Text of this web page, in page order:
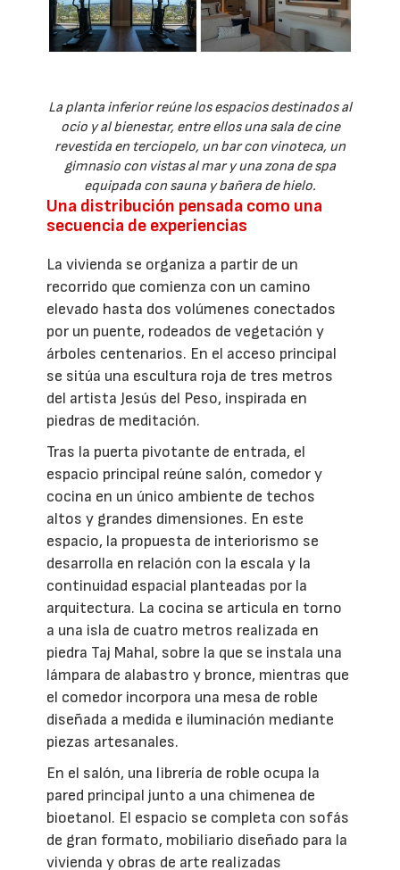
La planta inferior reúne los espacios destinados al
ocio y al bienestar, entre ellos una sala de cine
revestida en terciopelo, un bar con vinoteca, un
gimnasio con vistas al mar y una zona de spa
equipada con sauna y bañera de hielo.
Una distribución pensada como una
secuencia de experiencias
La vivienda se organiza a partir de un
recorrido que comienza con un camino
elevado hasta dos volúmenes conectados
por un puente, rodeados de vegetación y
árboles centenarios. En el acceso principal
se sitúa una escultura roja de tres metros
del artista Jesús del Peso, inspirada en
piedras de meditación.
Tras la puerta pivotante de entrada, el
espacio principal reúne salón, comedor y
cocina en un único ambiente de techos
altos y grandes dimensiones. En este
espacio, la propuesta de interiorismo se
desarrolla en relación con la escala y la
continuidad espacial planteadas por la
arquitectura. La cocina se articula en torno
a una isla de cuatro metros realizada en
piedra Taj Mahal, sobre la que se instala una
lámpara de alabastro y bronce, mientras que
el comedor incorpora una mesa de roble
diseñada a medida e iluminación mediante
piezas artesanales.
En el salón, una librería de roble ocupa la
pared principal junto a una chimenea de
bioetanol. El espacio se completa con sofás
de gran formato, mobiliario diseñado para la
vivienda y obras de arte realizadas